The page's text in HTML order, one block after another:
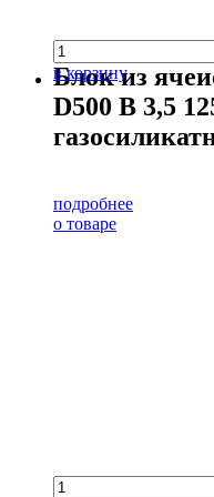
в корзину
Блок из
D500 В 3,5
подробнее
о товаре